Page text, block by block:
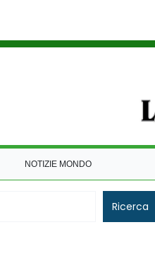
NOTIZIE MONDO
Ricerca